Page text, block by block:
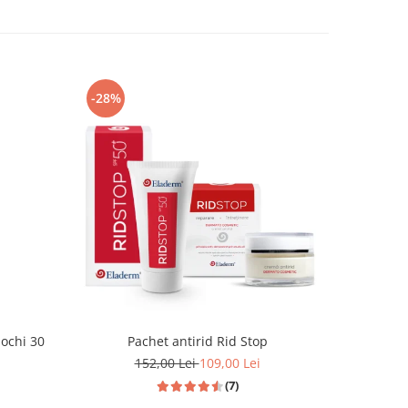
30
-28%
Pachet antirid Rid Stop
152,00 Lei109,00 Lei
(7)